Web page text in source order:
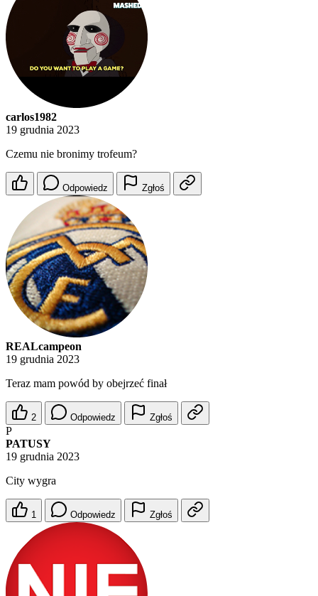
carlos1982
19 grudnia 2023
Czemu nie bronimy trofeum?
Odpowiedz Zgłoś
REALcampeon
19 grudnia 2023
Teraz mam powód by obejrzeć finał
2 Odpowiedz Zgłoś
P
PATUSY
19 grudnia 2023
City wygra
1 Odpowiedz Zgłoś